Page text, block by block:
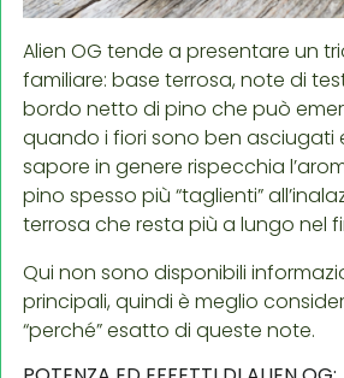
Alien OG tende a presentare un
familiare: base terrosa, note di
bordo netto di pino che può
quando i fiori sono ben asciugati
sapore in genere rispecchia
pino spesso più “taglienti”
terrosa che resta più a lungo nel
Qui non sono disponibili
principali, quindi è meglio
“perché” esatto di queste note.